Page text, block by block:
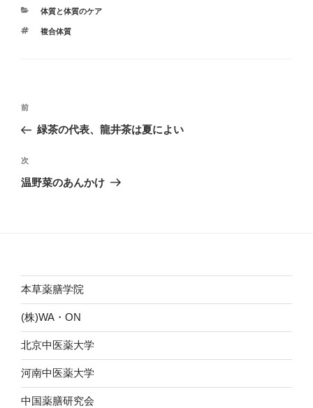
カ
ゴ
体質と体質のケア
タ
複合体質
投
ナ
ビ
ゲ
前
の
稿
前
緑茶の代表、龍井茶は夏によい
次
の
次
温野菜のあんかけ
本草薬膳学院
(株)WA・ON
北京中医薬大学
河南中医薬大学
中国薬膳研究会